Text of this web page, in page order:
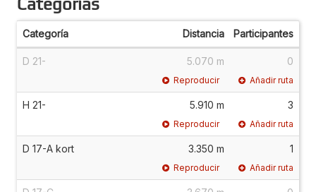
Categorías
Categoría Distancia Participantes
D 21- 5.070 m 0
Reproducir Añadir ruta
H 21- 5.910 m 3
Reproducir Añadir ruta
D 17-A kort 3.350 m 1
Reproducir Añadir ruta